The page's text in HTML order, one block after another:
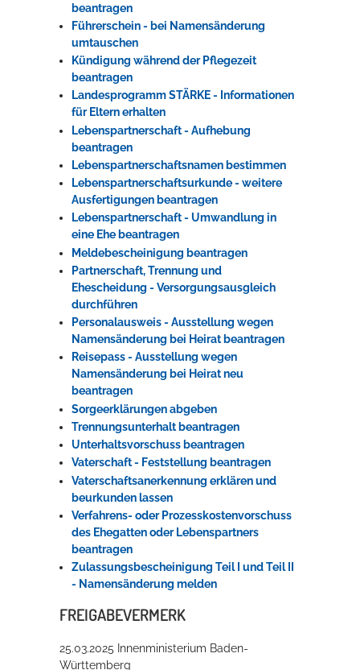
beantragen
Führerschein - bei Namensänderung
umtauschen
Kündigung während der Pflegezeit
beantragen
Landesprogramm STÄRKE - Informationen
für Eltern erhalten
Lebenspartnerschaft - Aufhebung
beantragen
Lebenspartnerschaftsnamen bestimmen
Lebenspartnerschaftsurkunde - weitere
Ausfertigungen beantragen
Lebenspartnerschaft - Umwandlung in
eine Ehe beantragen
Meldebescheinigung beantragen
Partnerschaft, Trennung und
Ehescheidung - Versorgungsausgleich
durchführen
Personalausweis - Ausstellung wegen
Namensänderung bei Heirat beantragen
Reisepass - Ausstellung wegen
Namensänderung bei Heirat neu
beantragen
Sorgeerklärungen abgeben
Trennungsunterhalt beantragen
Unterhaltsvorschuss beantragen
Vaterschaft - Feststellung beantragen
Vaterschaftsanerkennung erklären und
beurkunden lassen
Verfahrens- oder Prozesskostenvorschuss
des Ehegatten oder Lebenspartners
beantragen
Zulassungsbescheinigung Teil I und Teil II
- Namensänderung melden
FREIGABEVERMERK
25.03.2025 Innenministerium Baden-
Württemberg